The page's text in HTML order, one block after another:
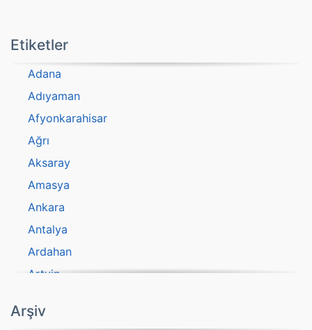
Etiketler
Adana
Adıyaman
Afyonkarahisar
Ağrı
Aksaray
Amasya
Ankara
Antalya
Ardahan
Artvin
Aydın
Arşiv